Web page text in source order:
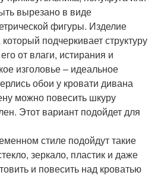
вырезано в виде
фигуры. Изделие
подчеркивает структуру
от влаги, истирания и
изголовье – идеальное
обои у кровати дивана
можно повесить шкуру
Этот вариант подойдет для
стиле подойдут такие
зеркало, пластик и даже
и повесить над кроватью